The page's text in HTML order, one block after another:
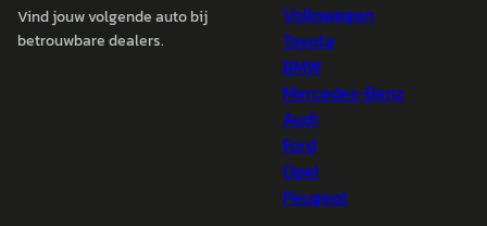
Vind jouw volgende auto bij
betrouwbare dealers.
Volkswagen
Toyota
BMW
Mercedes-Benz
Audi
Ford
Opel
Peugeot